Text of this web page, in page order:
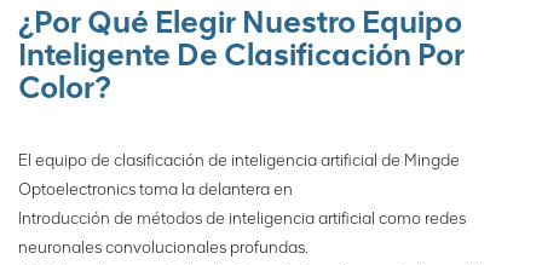
necesidades de
procesamiento: manejo de
partículas grandes, polvo
gran rendimiento, alta
precisión, larga vida útil,
para garantizar un mejor
rendimiento en la
¿Por Qué Elegir Nuestro Equipo
Inteligente De Clasificación Por
Color?
El equipo de clasificación de inteligencia artificial de Mingde
Optoelectronics toma la delantera en
Introducción de métodos de inteligencia artificial como redes
neuronales convolucionales profundas.